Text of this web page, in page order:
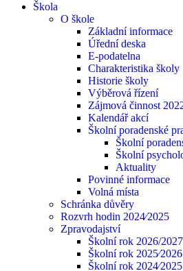
Škola
O škole
Základní informace
Úřední deska
E-podatelna
Charakteristika školy
Historie školy
Výběrová řízení
Zájmová činnost
Kalendář akcí
Školní poradenské
Školní
Školní
Aktuality
Povinné informace
Volná místa
Schránka důvěry
Rozvrh hodin 2024⁄2025
Zpravodajství
Školní rok 2026/2027
Školní rok 2025⁄2026
Školní rok 2024⁄2025